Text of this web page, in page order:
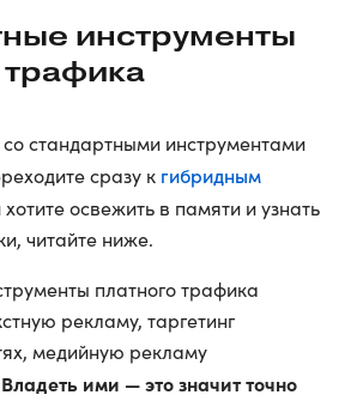
инструменты
трафика
стандартными инструментами
сразу к гибридным
хотите освежить в памяти и узнать
читайте ниже.
платного трафика
рекламу, таргетинг
медийную рекламу
Владеть ими — это значит точно